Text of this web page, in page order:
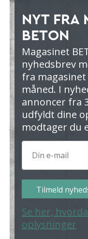
NYT FRA
BETON
Magasinet
nyhedsbrev
fra
måned. I
annoncer fra
udfyldt dine
modtager du
Tilmeld
Se her,
oplysninger